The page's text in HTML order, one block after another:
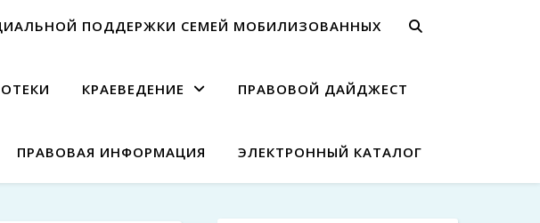
ПОДДЕРЖКИ СЕМЕЙ МОБИЛИЗОВАННЫХ
КРАЕВЕДЕНИЕ ПРАВОВОЙ ДАЙДЖЕСТ
ПРАВОВАЯ ИНФОРМАЦИЯ ЭЛЕКТРОННЫЙ КАТАЛОГ